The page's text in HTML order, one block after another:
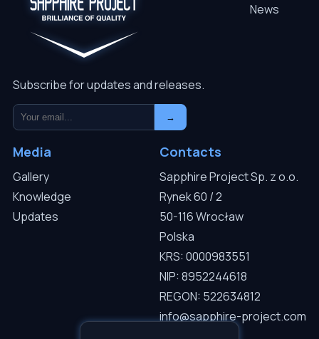
Subscribe for updates and releases.
→
News
Media
Gallery
Knowledge
Updates
Contacts
Sapphire Project Sp. z o.o.
Rynek 60 / 2
50-116 Wrocław
Polska
KRS: 0000983551
NIP: 8952244618
REGON: 522634812
info@sapphire-project.com